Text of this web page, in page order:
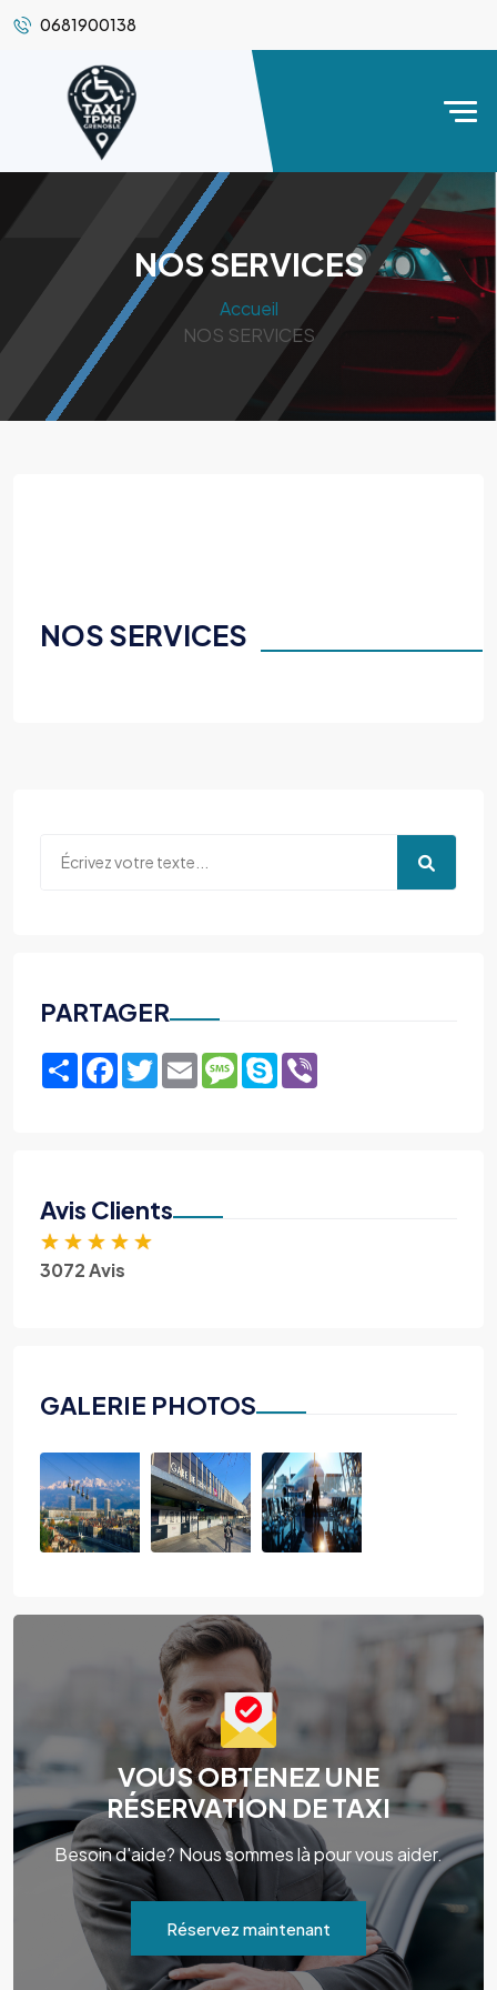
0681900138
NOS SERVICES
Accueil
NOS SERVICES
NOS SERVICES
PARTAGER
ShareFacebook
TwitterEmailMessage
Skype
Avis Clients
★ ★ ★ ★ ★
3072 Avis
GALERIE PHOTOS
VOUS OBTENEZ UNE
RÉSERVATION DE TAXI
Besoin d'aide? Nous sommes là pour vous aider.
Réservez maintenant